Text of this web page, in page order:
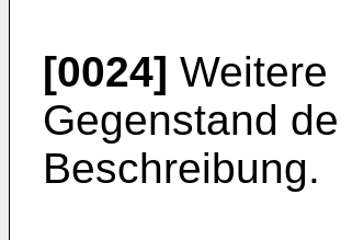
[0024] Weitere
Gegenstand
Beschreibung.